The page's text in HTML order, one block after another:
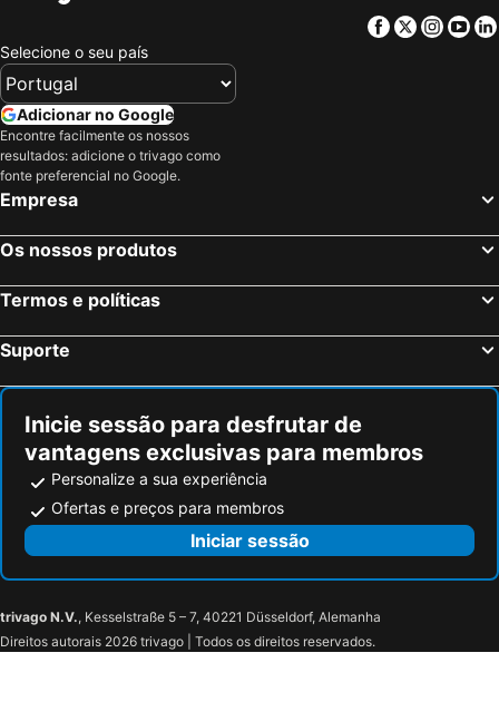
Viviers du Lac, bed and breakfasts
Yenne, bed and breakfasts
Lathuile, bed and breakfasts
Lélex, bed and breakfasts
Collonges, bed and breakfasts
Châtillon-en-Michaille, bed and breakfasts
Étrembières, bed and breakfasts
Sallanches, bed and breakfasts
Échallon, bed and breakfasts
Jongieux, bed and breakfasts
Mouxy, bed and breakfasts
Grilly, bed and breakfasts
Péron, bed and breakfasts
Scionzier, bed and breakfasts
Facebook
Twitter
Selecione o seu país
Adicionar no Google
Encontre facilmente os nossos
resultados: adicione o trivago como
fonte preferencial no Google.
Empresa
Os nossos produtos
Termos e políticas
Suporte
Inicie sessão para desfrutar de
vantagens exclusivas para membros
Personalize a sua experiência
Ofertas e preços para membros
Iniciar sessão
trivago N.V., Kesselstraße 5 – 7, 40221 Düsseldorf, Alemanha
Direitos autorais 2026 trivago | Todos os direitos reservados.